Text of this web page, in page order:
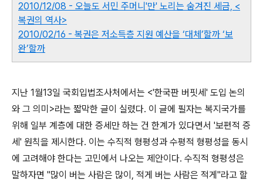
2010/12/08 - 오늘도 서민 주머니'만' 노리는 숨겨진 세금, <
복권의 역사>
2010/02/16 - 복권은 저소득층 지원 예산을 ‘대체’할까 ‘보
완’할까
지난 1월13일 국회입법조사처에서는 <'한국판 버핏세' 도입 논의
와 그 의미>라는 짧막한 글이 실렸다. 이 글에 필자는 복지국가를
위해 일부 계층에 대한 증세만 하는 건 한계가 있다면서 '보편적 증
세' 원칙을 제시한다. 이는 수직적 형평성과 수평적 형평성을 동시
에 고려해야 한다는 고민에서 나오는 제안이다. 수직적 형평성은
말하자면 "많이 버는 사람은 많이, 적게 버는 사람은 적게"라고 할